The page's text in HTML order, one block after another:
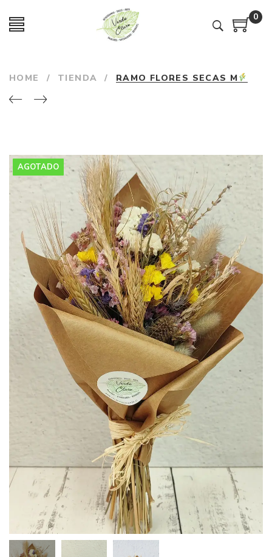
0
HOME / TIENDA / RAMO FLORES SECAS M
AGOTADO